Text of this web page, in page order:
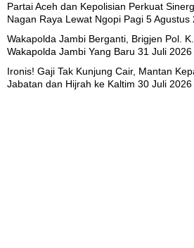
Partai Aceh dan Kepolisian Perkuat
Nagan Raya Lewat Ngopi Pagi 5 Agustus
Wakapolda Jambi Berganti, Brigjen Pol.
Wakapolda Jambi Yang Baru 31 Juli 2026
Ironis! Gaji Tak Kunjung Cair, Mantan
Jabatan dan Hijrah ke Kaltim 30 Juli 2026